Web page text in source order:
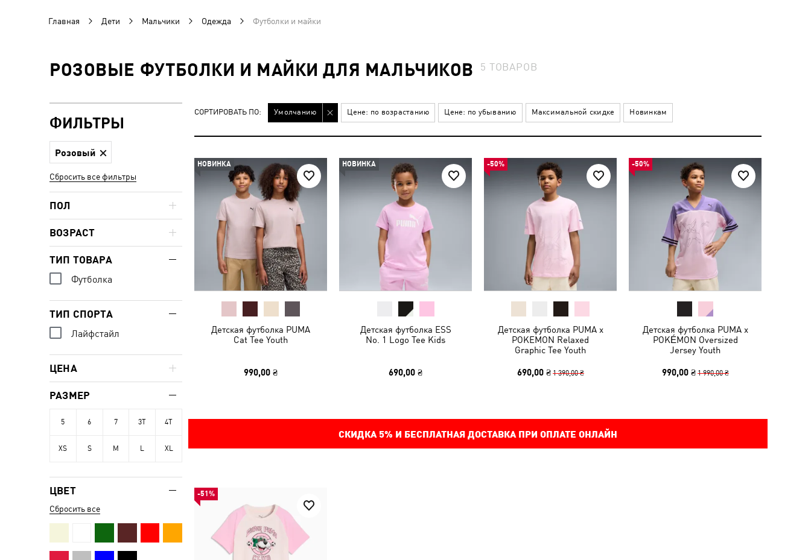
Главная Дети Мальчики Одежда Футболки и майки
РОЗОВЫЕ ФУТБОЛКИ И МАЙКИ ДЛЯ МАЛЬЧИКОВ 5 ТОВАРОВ
СОРТИРОВАТЬ ПО: Умолчанию Цене: по возрастанию Цене: по убыванию Максимальной скидке Новинкам
НОВИНКА
Детская футболка PUMA
Cat Tee Youth
990,00 ₴
НОВИНКА
Детская футболка ESS
No. 1 Logo Tee Kids
690,00 ₴
-50%
Детская футболка PUMA x
POKEMON Relaxed
Graphic Tee Youth
690,00 ₴ 1 390,00 ₴
-50%
Детская футболка PUMA x
POKÉMON Oversized
Jersey Youth
990,00 ₴ 1 990,00 ₴
СКИДКА 5% И БЕСПЛАТНАЯ ДОСТАВКА ПРИ ОПЛАТЕ ОНЛАЙН
-51%
ФИЛЬТРЫ
Розовый
Сбросить все фильтры
ПОЛ
ВОЗРАСТ
ТИП ТОВАРА
Футболка
ТИП СПОРТА
Лайфстайл
ЦЕНА
РАЗМЕР
5 6 7 3T 4T
XS S M L XL
ЦВЕТ
Сбросить все